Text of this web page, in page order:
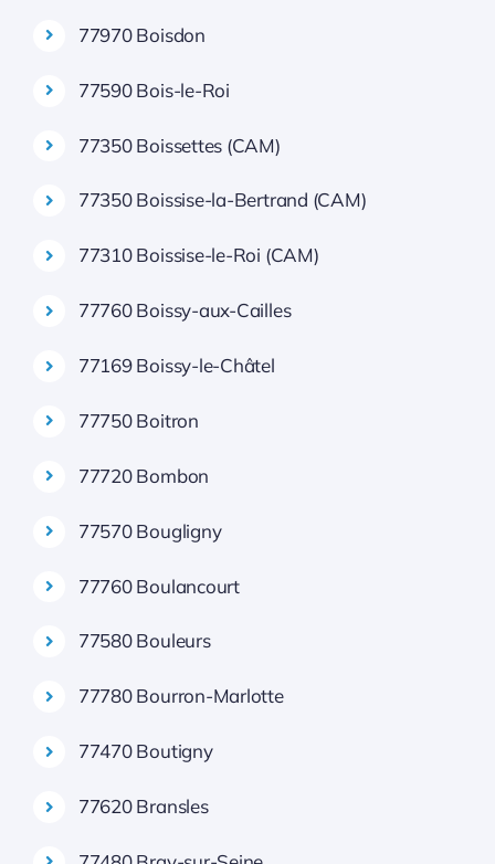
77970 Boisdon
77590 Bois-le-Roi
77350 Boissettes (CAM)
77350 Boissise-la-Bertrand (CAM)
77310 Boissise-le-Roi (CAM)
77760 Boissy-aux-Cailles
77169 Boissy-le-Châtel
77750 Boitron
77720 Bombon
77570 Bougligny
77760 Boulancourt
77580 Bouleurs
77780 Bourron-Marlotte
77470 Boutigny
77620 Bransles